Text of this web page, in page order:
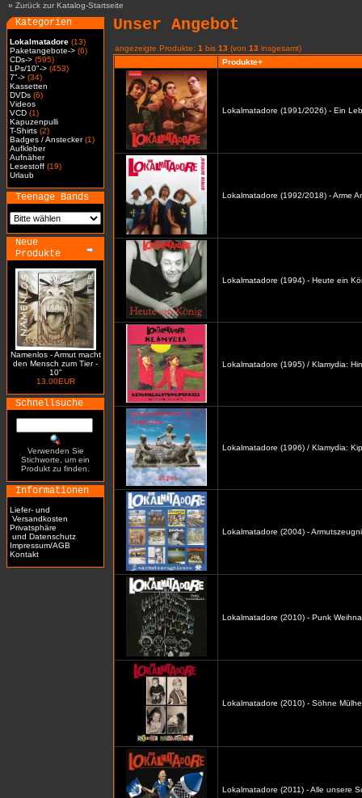
» Zurück zur Katalog-Startseite
Kategorien
Lokalmatadore (13)
Paketangebote-> (6)
CDs-> (595)
LPs/10"-> (453)
7"-> (34)
Kassetten
DVDs (6)
Videos
VCD (1)
Kapuzenpulli
T-Shirts (2)
Badges / Anstecker(1)
Aufkleber
Aufnäher
Lesestoff (19)
Urlaub
Teenage Bands
Neue
Produkte
Namenlos - Armut macht
den Mensch zum Tier -
10"
13.00EUR
Schnellsuche
Verwenden Sie
Stichworte, um ein
Produkt zu finden.
Informationen
Liefer- und
Versandkosten
Privatsphäre
und Datenschutz
Impressum/AGB
Kontakt
Unser Angebot
angezeigte Produkte: 1 bis 13 (von 13 insgesamt)
Produkte+
Lokalmatadore (1991/2026) - Ein
Lokalmatadore (1992/2018) - Arme
Lokalmatadore (1994) - Heute ein
Lokalmatadore (1995) / Klamydia:
Lokalmatadore (1996) / Klamydia:
Lokalmatadore (2004) -
Lokalmatadore (2010) - Punk
Lokalmatadore (2010) - Söhne
Lokalmatadore (2011) - Alle unsere